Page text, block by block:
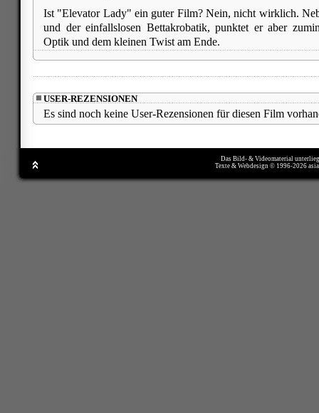
Ist "Elevator Lady" ein guter Film? Nein, nicht wirklich.
und der einfallslosen Bettakrobatik, punktet er aber
Optik und dem kleinen Twist am Ende.
USER-REZENSIONEN
Es sind noch keine User-Rezensionen für diesen Film
Das Bild- & Videomaterial
Texte & Webdesign © 1996-2026